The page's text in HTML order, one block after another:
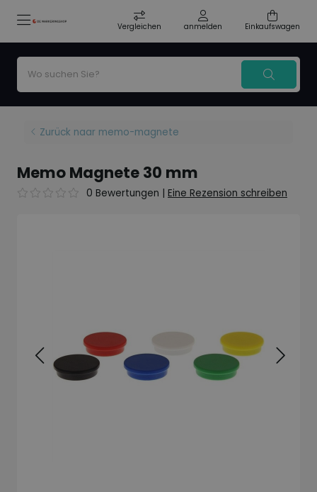
Vergleichen anmelden Einkaufswagen
Zurück naar memo-magnete
Memo Magnete 30 mm
0 Bewertungen | Eine Rezension schreiben